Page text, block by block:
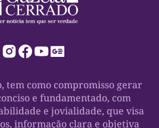
tem como compromisso gerar
e fundamentado, com
e jovialidade, que visa
informação clara e objetiva